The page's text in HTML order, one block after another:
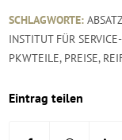
SCHLAGWORTE:
INSTITUT FÜR
PKWTEILE, PREISE,
Eintrag teilen